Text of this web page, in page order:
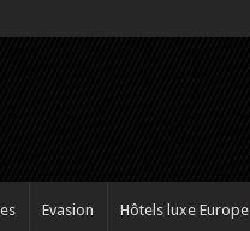
Evasion Hôtels luxe Europe